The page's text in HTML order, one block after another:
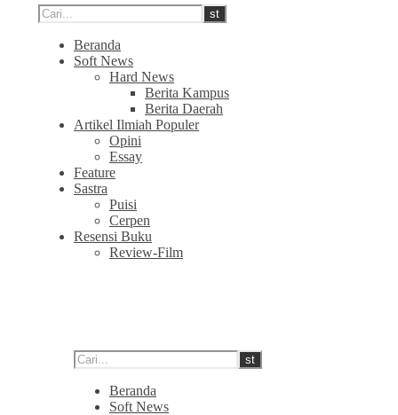
Beranda
Soft News
Hard News
Berita Kampus
Berita Daerah
Artikel Ilmiah Populer
Opini
Essay
Feature
Sastra
Puisi
Cerpen
Resensi Buku
Review-Film
Beranda
Soft News